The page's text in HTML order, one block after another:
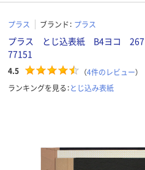
プラス ブランド： プラス
プラス とじ込表紙 B4ヨコ
77151
4.5 （4件のレビュー）
ランキングを見る：とじ込み表紙